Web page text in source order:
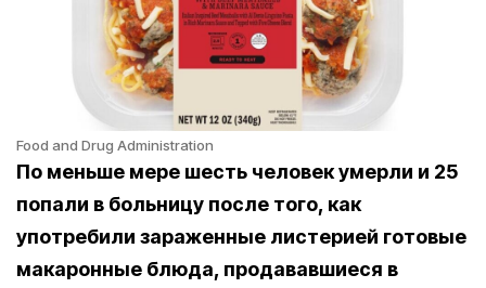
Food and Drug Administration
По меньше мере шесть человек умерли и 25
попали в больницу после того, как
употребили зараженные листерией готовые
макаронные блюда, продававшиеся в